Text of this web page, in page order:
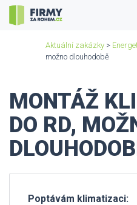
Aktuální zakázky >
možno dlouhodobě
MONTÁŽ
DO RD,
Poptávám klimatizaci: